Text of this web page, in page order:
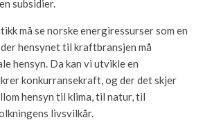
subsidier.
må se norske energiressurser som en
hensynet til kraftbransjen må
hensyn. Da kan vi utvikle en
konkurransekraft, og der det skjer
hensyn til klima, til natur, til
livsvilkår.